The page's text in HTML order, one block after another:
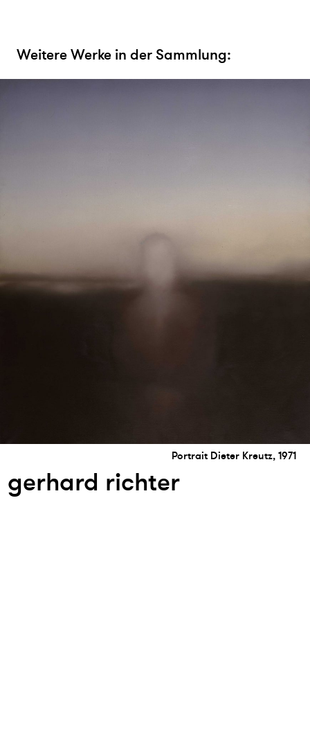
Weitere Werke in der Sammlung:
Portrait Dieter Kreutz, 1971
gerhard richter